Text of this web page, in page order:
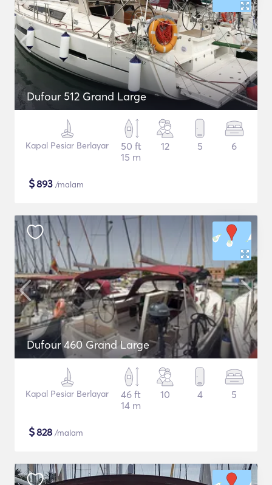
Dufour 512 Grand Large
Kapal Pesiar Berlayar
50 ft
15 m
12 5 6
$893 /malam
Dufour 460 Grand Large
Kapal Pesiar Berlayar
46 ft
14 m
10 4 5
$828 /malam